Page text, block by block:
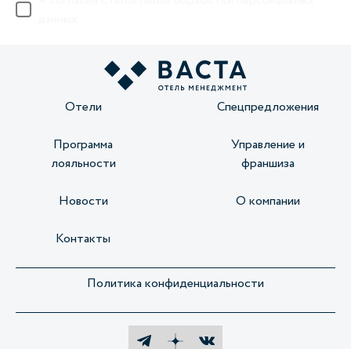
Отели Спецпредложения
Программа
лояльности
Управление и
франшиза
Новости О компании
Контакты
Политика конфиденциальности